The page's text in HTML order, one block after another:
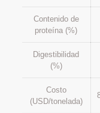
Contenido de
proteína (%)
Digestibilidad
(%)
Costo
(USD/tonelada)